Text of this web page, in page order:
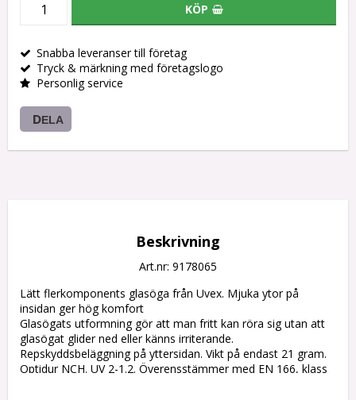
KÖP
Snabba leveranser till företag
Tryck & märkning med företagslogo
Personlig service
DELA
Beskrivning
Art.nr: 9178065
Lätt flerkomponents glasöga från Uvex. Mjuka ytor på
insidan ger hög komfort
Glasögats utformning gör att man fritt kan röra sig utan att
glasögat glider ned eller känns irriterande.
Repskyddsbeläggning på yttersidan. Vikt på endast 21 gram.
Optidur NCH. UV 2-1.2. Överensstämmer med EN 166, klass